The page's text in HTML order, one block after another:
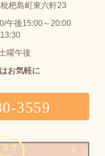
杷島町東六軒23
午後15:00～20:00
曜午後
お気軽に
3559